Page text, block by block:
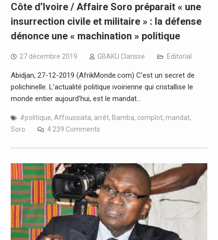
Côte d’Ivoire / Affaire Soro préparait « une
insurrection civile et militaire » : la défense
dénonce une « machination » politique
27 décembre 2019 GBAKU Clarisse Editorial
Abidjan, 27-12-2019 (AfrikMonde.com) C’est un secret de
polichinelle. L’actualité politique ivoirienne qui cristallise le
monde entier aujourd’hui, est le mandat…
#politique, Affoussiata, arrêt, Bamba, complot, mandat,
Soro
4 239 Comments